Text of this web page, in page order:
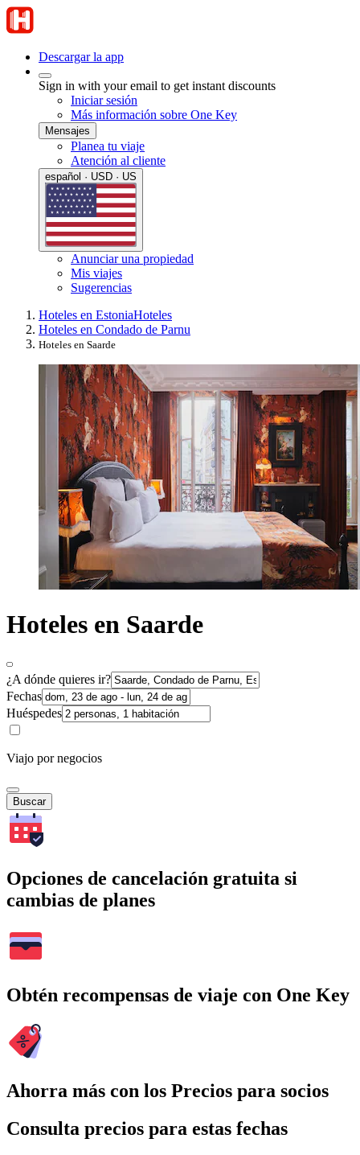
Descargar la app
Sign in with your email to get instant discounts
Iniciar sesión
Más información sobre One Key
Mensajes
Planea tu viaje
Atención al cliente
español · USD · US
Anunciar una propiedad
Mis viajes
Sugerencias
Hoteles en EstoniaHoteles
Hoteles en Condado de Parnu
Hoteles en Saarde
Hoteles en Saarde
¿A dónde quieres ir?
Fechas
Huéspedes
Viajo por negocios
Buscar
Opciones de cancelación gratuita si
cambias de planes
Obtén recompensas de viaje con One Key
Ahorra más con los Precios para socios
Consulta precios para estas fechas